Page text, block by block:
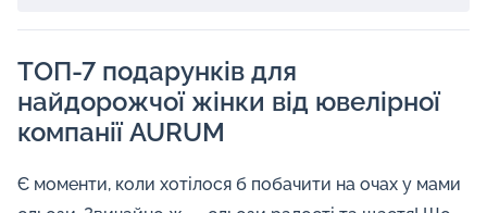
ТОП-7 подарунків для
найдорожчої жінки від ювелірної
компанії AURUM
Є моменти, коли хотілося б побачити на очах у мами